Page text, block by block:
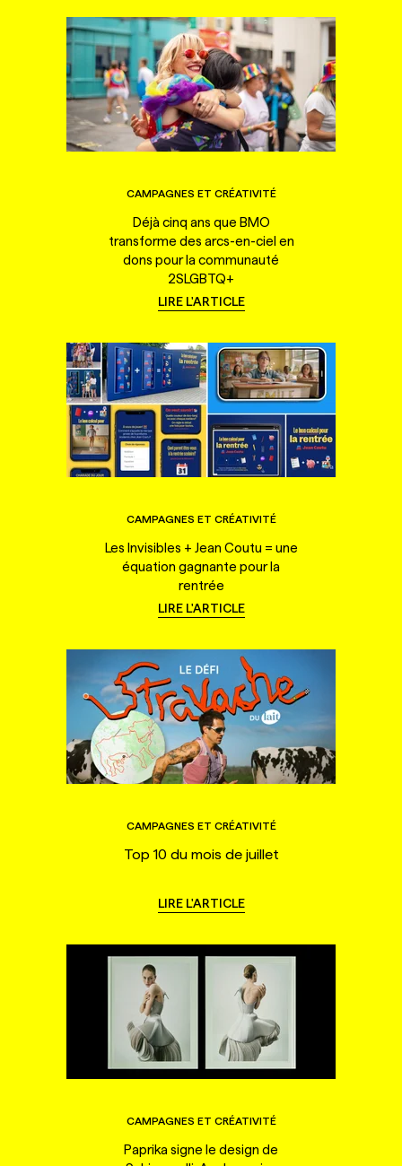
CAMPAGNES ET CRÉATIVITÉ
Déjà cinq ans que BMO
transforme des arcs-en-ciel en
dons pour la communauté
2SLGBTQ+
LIRE L'ARTICLE
CAMPAGNES ET CRÉATIVITÉ
Les Invisibles + Jean Coutu = une
équation gagnante pour la
rentrée
LIRE L'ARTICLE
CAMPAGNES ET CRÉATIVITÉ
Top 10 du mois de juillet
LIRE L'ARTICLE
CAMPAGNES ET CRÉATIVITÉ
Paprika signe le design de